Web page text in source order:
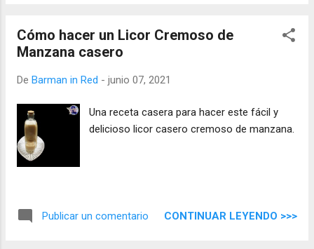
Cómo hacer un Licor Cremoso de
Manzana casero
De Barman in Red - junio 07, 2021
Una receta casera para hacer este fácil y
delicioso licor casero cremoso de manzana.
Publicar un comentario CONTINUAR LEYENDO >>>